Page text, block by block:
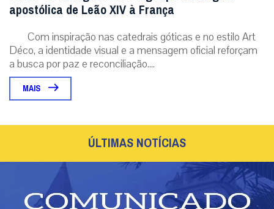
apostólica de Leão XIV à França
Com inspiração nas catedrais góticas e no estilo Art
Déco, a identidade visual e a mensagem oficial reforçam
a busca por paz e reconciliação....
MAIS
ÚLTIMAS NOTÍCIAS